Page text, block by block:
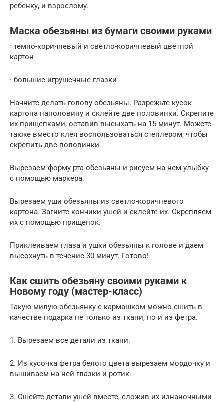
ребенку, и взрослому.
Маска обезьяны из бумаги своими руками
· темно-коричневый и светло-коричневый цветной
картон
· большие игрушечные глазки
Начните делать голову обезьяны. Разрежьте кусок
картона наполовину и склейте две половинки. Скрепите
их прищепками, оставив высыхать на 15 минут. Можете
также вместо клея воспользоваться степлером, чтобы
скрепить две половинки.
Вырезаем форму рта обезьяны и рисуем на нем улыбку
с помощью маркера.
Вырезаем уши обезьяны из светло-коричневого
картона. Загните кончики ушей и склейте их. Скрепляем
их с помощью прищепок.
Приклеиваем глаза и ушки обезьяны к голове и даем
высохнуть в течение 30 минут. Готово!
Как сшить обезьяну своими руками к
Новому году (мастер-класс)
Такую милую обезьянку с кармашком можно сшить в
качестве подарка не только из ткани, но и из фетра.
1. Вырезаем все детали из ткани.
2. Из кусочка фетра белого цвета вырезаем мордочку и
вышиваем на ней глазки и ротик.
3. Сшейте детали ушей вместе, сложив их изнаночными